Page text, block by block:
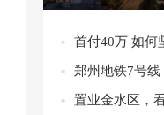
郑州地铁7号线
置业金水区，